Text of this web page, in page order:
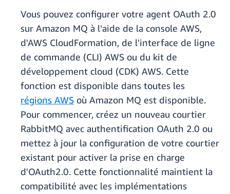
Vous pouvez configurer votre agent OAuth 2.0
sur Amazon MQ à l'aide de la console AWS,
d'AWS CloudFormation, de l'interface de ligne
de commande (CLI) AWS ou du kit de
développement cloud (CDK) AWS. Cette
fonction est disponible dans toutes les
régions AWS où Amazon MQ est disponible.
Pour commencer, créez un nouveau courtier
RabbitMQ avec authentification OAuth 2.0 ou
mettez à jour la configuration de votre courtier
existant pour activer la prise en charge
d'OAuth2.0. Cette fonctionnalité maintient la
compatibilité avec les implémentations